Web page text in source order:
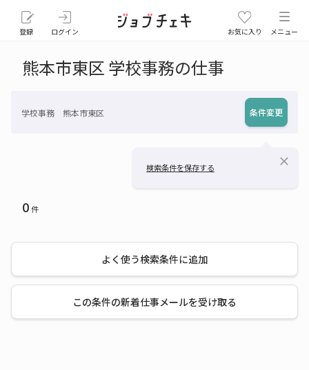
登録 ログイン お気に入り メニュー
熊本市東区 学校事務の仕事
学校事務 熊本市東区 条件変更
検索条件を保存する close
0件
よく使う検索条件に追加
この条件の新着仕事メールを受け取る